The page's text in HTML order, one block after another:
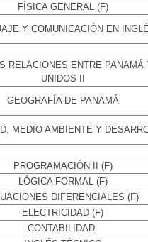
FÍSICA GENERAL (F)
Y COMUNICACIÓN EN
RELACIONES ENTRE PANAMÁ
UNIDOS II
GEOGRAFÍA DE PANAMÁ
MEDIO AMBIENTE Y
PROGRAMACIÓN II (F)
LÓGICA FORMAL (F)
DIFERENCIALES (F)
ELECTRICIDAD (F)
CONTABILIDAD